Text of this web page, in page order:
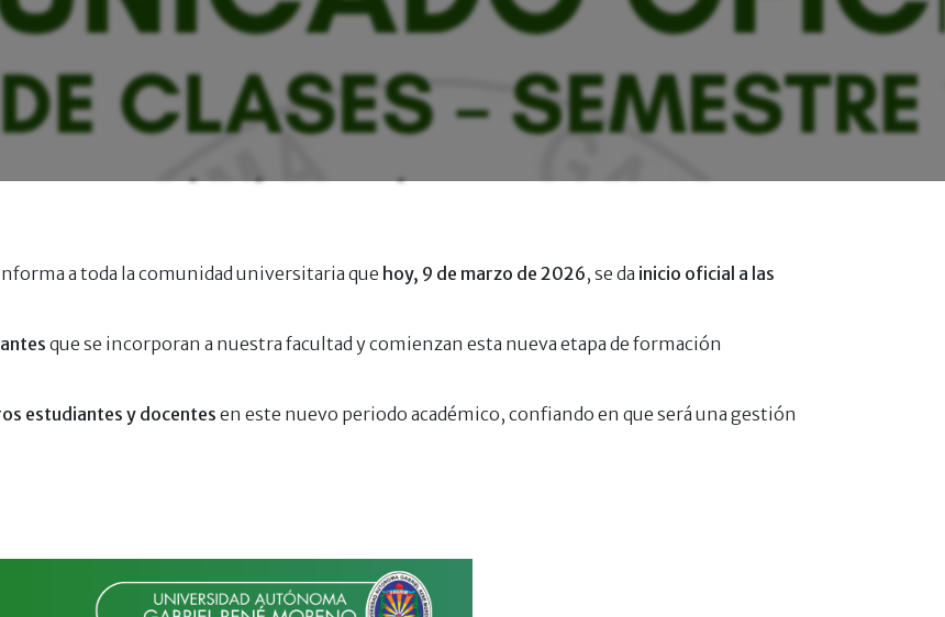
a toda la comunidad universitaria que hoy, 9 de marzo de 2026, se da inicio oficial a las
que se incorporan a nuestra facultad y comienzan esta nueva etapa de formación
estudiantes y docentes en este nuevo periodo académico, confiando en que será una gestión